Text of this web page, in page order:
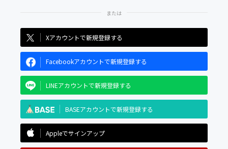
Xアカウントで新規登録する
Facebookアカウントで新規登録する
LINEアカウントで新規登録する
BASEアカウントで新規登録する
Appleでサインアップ